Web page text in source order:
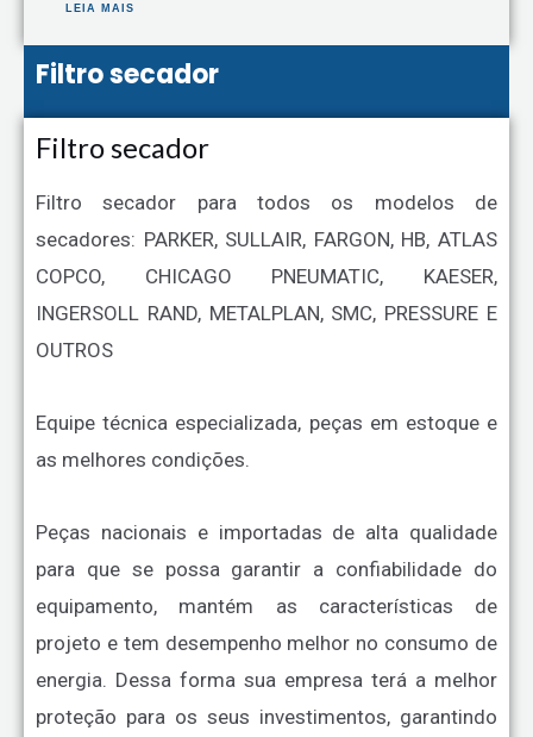
LEIA MAIS
Filtro secador
Filtro secador
Filtro secador para todos os modelos de
secadores: PARKER, SULLAIR, FARGON, HB, ATLAS
COPCO, CHICAGO PNEUMATIC, KAESER,
INGERSOLL RAND, METALPLAN, SMC, PRESSURE E
OUTROS
Equipe técnica especializada, peças em estoque e
as melhores condições.
Peças nacionais e importadas de alta qualidade
para que se possa garantir a confiabilidade do
equipamento, mantém as características de
projeto e tem desempenho melhor no consumo de
energia. Dessa forma sua empresa terá a melhor
proteção para os seus investimentos, garantindo